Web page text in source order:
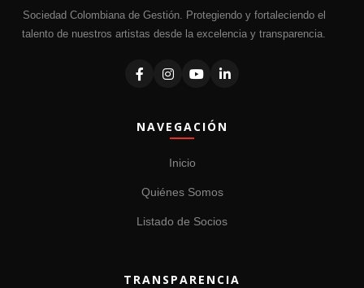
Sociedad Colombiana de Gestión. Protegiendo y fortaleciendo el
talento de nuestros artistas desde la excelencia y transparencia.
NAVEGACIÓN
Inicio
Quiénes Somos
Listado de Socios
TRANSPARENCIA